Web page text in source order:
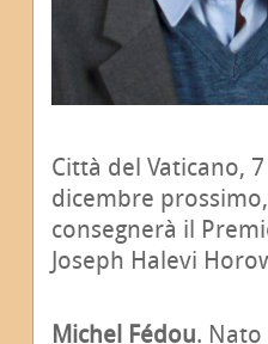
Città del Vaticano,
dicembre
consegnerà il
Joseph Halevi
Michel Fédou. Nato